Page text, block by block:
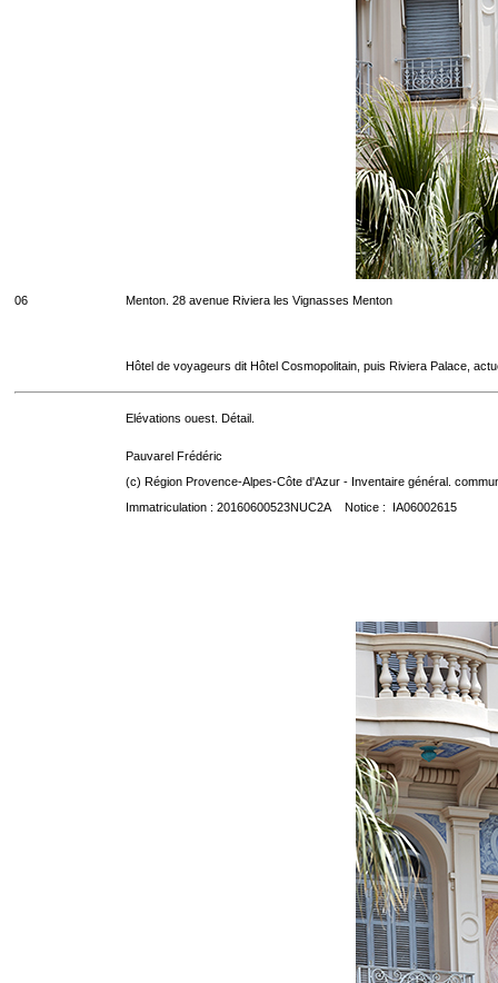
06 Menton. 28 avenue Riviera les Vignasses Menton
Hôtel de voyageurs dit Hôtel Cosmopolitain, puis Riviera Palace,
Elévations ouest. Détail.
Pauvarel Frédéric
(c) Région Provence-Alpes-Côte d'Azur - Inventaire général.
Immatriculation : 20160600523NUC2A Notice : IA06002615